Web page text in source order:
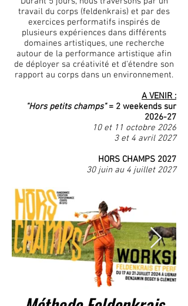
travail du corps (feldenkrais) et par des
exercices performatifs inspirés de
plusieurs expériences dans différents
domaines artistiques, une recherche
autour de la performance artistique afin
de déployer sa créativité et d'étendre son
rapport au corps dans un environnement.
A VENIR :
"Hors petits champs"= 2 weekends sur
2026-27
10 et 11 octobre 2026
3 et 4 avril 2027
HORS CHAMPS 2027
30 juin au 4 juillet 2027